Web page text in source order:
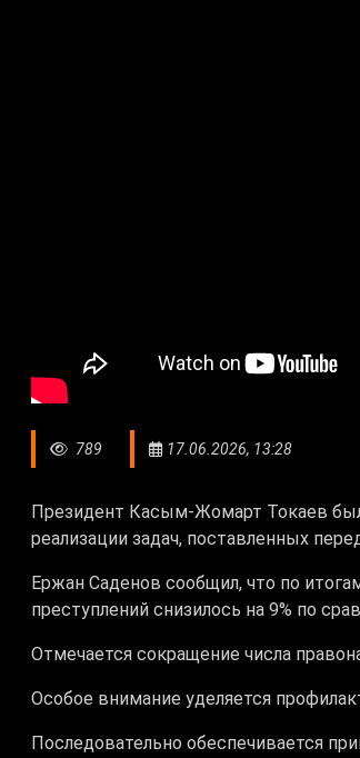
789 17.06.2026, 13:28
Президент Касым-Жомарт Токаев
реализации задач, поставленных
Ержан Саденов сообщил, что по
преступлений снизилось на 9% по
Отмечается сокращение числа
Особое внимание уделяется
Последовательно обеспечивается